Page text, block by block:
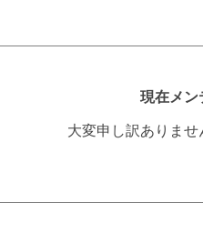
現在メン
大変申し訳ありませ